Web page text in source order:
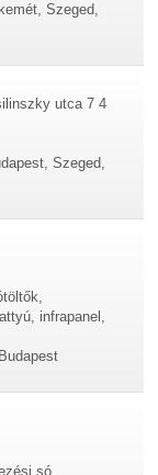
Szeged,
utca 7 4
Szeged,
infrapanel,
só,